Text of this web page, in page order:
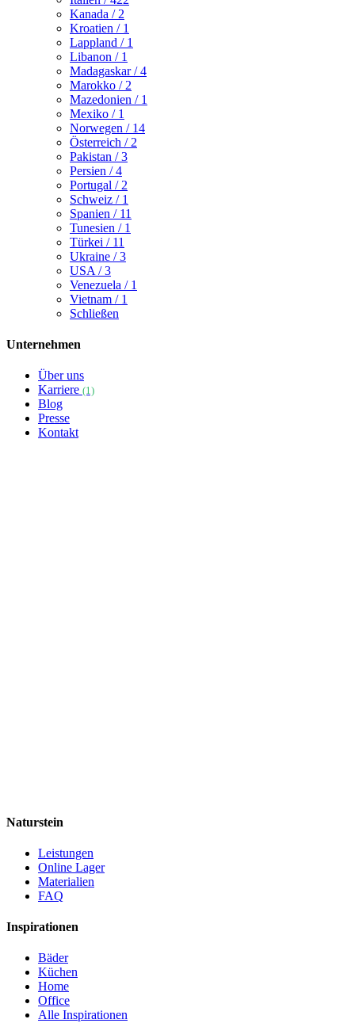
Kanada / 2
Kroatien / 1
Lappland / 1
Libanon / 1
Madagaskar/ 4
Marokko / 2
Mazedonien / 1
Mexiko / 1
Norwegen / 14
Österreich / 2
Pakistan / 3
Persien / 4
Portugal / 2
Schweiz / 1
Spanien / 11
Tunesien / 1
Türkei / 11
Ukraine / 3
USA / 3
Venezuela / 1
Vietnam / 1
Schließen
Unternehmen
Über uns
Karriere (1)
Blog
Presse
Kontakt
Naturstein
Leistungen
Online Lager
Materialien
FAQ
Inspirationen
Bäder
Küchen
Home
Office
Alle Inspirationen